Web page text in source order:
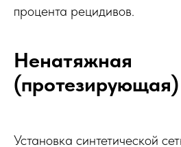
процента рецидивов.
Ненатяжная
(протезирующая)
Установка синтетической